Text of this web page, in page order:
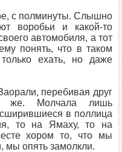
с полминуты. Слышно
воробьи и какой-то
автомобиля, а тот
понять, что в таком
ехать, но даже
перебивая друг
Молчала лишь
в поллица
то на Ямаху, то на
хором то, что мы
мы опять замолкли.